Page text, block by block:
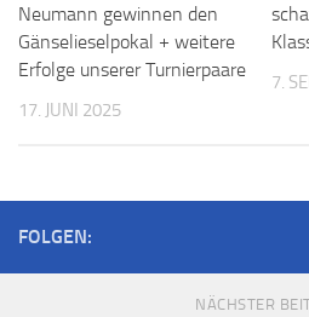
Neumann gewinnen den
Gänselieselpokal + weitere
Erfolge unserer Turnierpaare
17. JUNI 2025
7.
FOLGEN:
NÄCHSTER